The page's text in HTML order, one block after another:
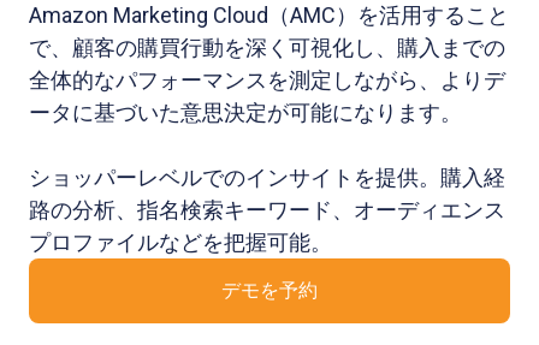
Amazon Marketing Cloud（AMC）を活用すること
で、顧客の購買行動を深く可視化し、購入までの
全体的なパフォーマンスを測定しながら、よりデ
ータに基づいた意思決定が可能になります。
ショッパーレベルでのインサイトを提供。購入経
路の分析、指名検索キーワード、オーディエンス
プロファイルなどを把握可能。
デモを予約